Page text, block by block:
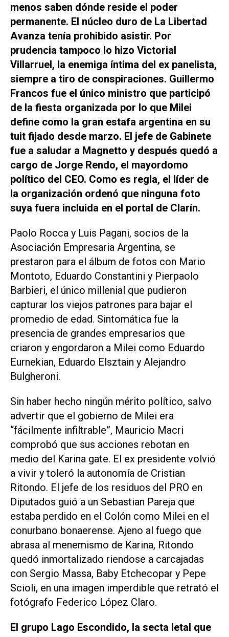
menos saben dónde reside el poder
permanente. El núcleo duro de La Libertad
Avanza tenía prohibido asistir. Por
prudencia tampoco lo hizo Victorial
Villarruel, la enemiga íntima del ex panelista,
siempre a tiro de conspiraciones. Guillermo
Francos fue el único ministro que participó
de la fiesta organizada por lo que Milei
define como la gran estafa argentina en su
tuit fijado desde marzo. El jefe de Gabinete
fue a saludar a Magnetto y después quedó a
cargo de Jorge Rendo, el mayordomo
político del CEO. Como es regla, el líder de
la organización ordenó que ninguna foto
suya fuera incluida en el portal de Clarín.
Paolo Rocca y Luis Pagani, socios de la
Asociación Empresaria Argentina, se
prestaron para el álbum de fotos con Mario
Montoto, Eduardo Constantini y Pierpaolo
Barbieri, el único millenial que pudieron
capturar los viejos patrones para bajar el
promedio de edad. Sintomática fue la
presencia de grandes empresarios que
criaron y engordaron a Milei como Eduardo
Eurnekian, Eduardo Elsztain y Alejandro
Bulgheroni.
Sin haber hecho ningún mérito político, salvo
advertir que el gobierno de Milei era
“fácilmente infiltrable”, Mauricio Macri
comprobó que sus acciones rebotan en
medio del Karina gate. El ex presidente volvió
a vivir y toleró la autonomía de Cristian
Ritondo. El jefe de los residuos del PRO en
Diputados guió a un Sebastian Pareja que
estaba perdido en el Colón como Milei en el
conurbano bonaerense. Ajeno al fuego que
abrasa al menemismo de Karina, Ritondo
quedó inmortalizado riendose a carcajadas
con Sergio Massa, Baby Etchecopar y Pepe
Scioli, en una imagen imperdible que retrató el
fotógrafo Federico López Claro.
El grupo Lago Escondido, la secta letal que